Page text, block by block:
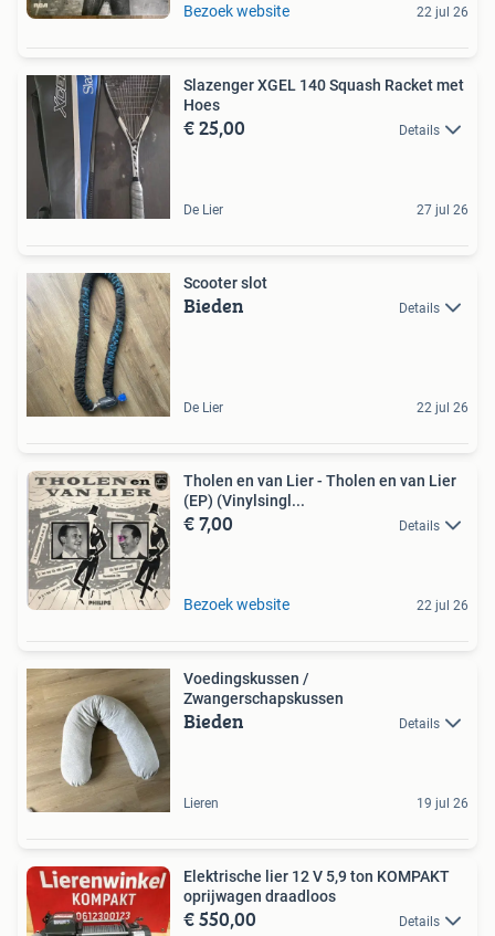
Bezoek website 22 jul 26
Slazenger XGEL 140 Squash Racket met
Hoes
€ 25,00 Details
De Lier 27 jul 26
Scooter slot
Bieden Details
De Lier 22 jul 26
Tholen en van Lier - Tholen en van Lier
(EP) (Vinylsingl...
€ 7,00 Details
Bezoek website 22 jul 26
Voedingskussen /
Zwangerschapskussen
Bieden Details
Lieren 19 jul 26
Elektrische lier 12 V 5,9 ton KOMPAKT
oprijwagen draadloos
€ 550,00 Details